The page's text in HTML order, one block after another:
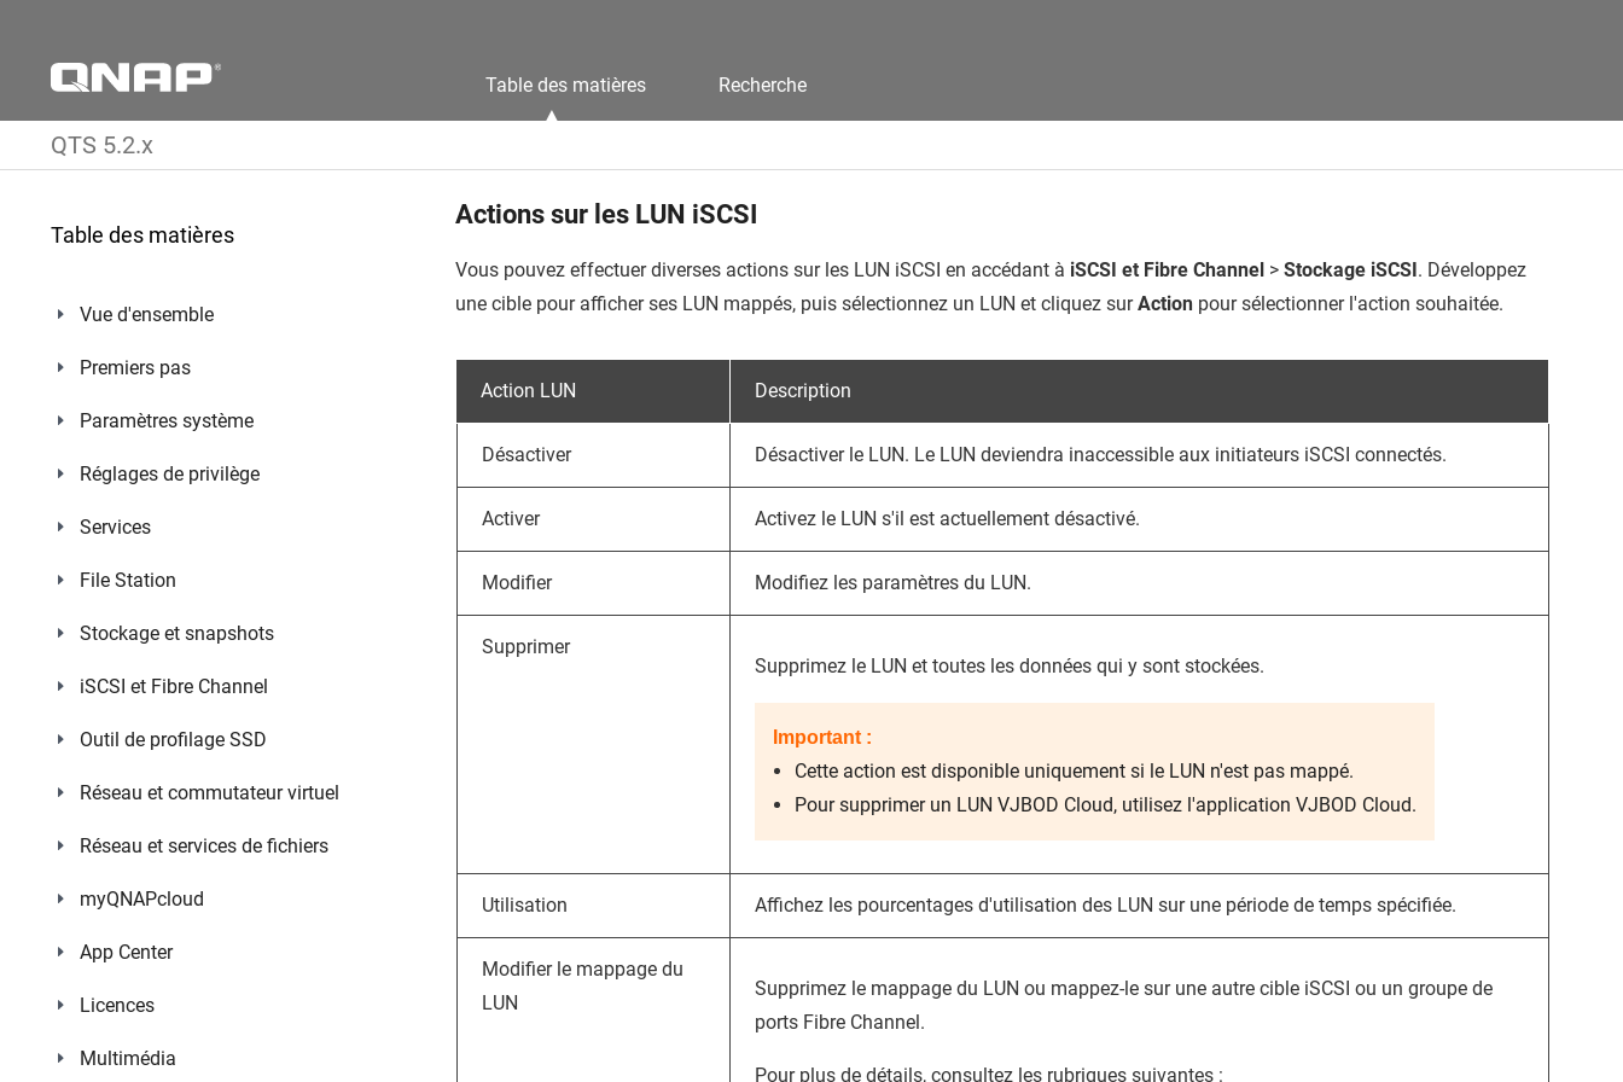
Table des matières Recherche
QTS 5.2.x
Table des matières
Vue d'ensemble
Premiers pas
Paramètres système
Réglages de privilège
Services
File Station
Stockage et snapshots
iSCSI et Fibre Channel
Outil de profilage SSD
Réseau et commutateur virtuel
Réseau et services de fichiers
myQNAPcloud
App Center
Licences
Multimédia
Actions sur les LUN iSCSI
Vous pouvez effectuer diverses actions sur les LUN iSCSI en accédant à iSCSI et Fibre Channel > Stockage iSCSI. Développez
une cible pour afficher ses LUN mappés, puis sélectionnez un LUN et cliquez surAction pour sélectionner l'action souhaitée.
Action LUN Description
Désactiver Désactiver le LUN. Le LUN deviendra inaccessible aux initiateurs iSCSI connectés.
Activer Activez le LUN s'il est actuellement désactivé.
Modifier Modifiez les paramètres du LUN.
Supprimer
Supprimez le LUN et toutes les données qui y sont stockées.
Important :
Cette action est disponible uniquement si le LUN n'est pas mappé.
Pour supprimer un LUN VJBOD Cloud, utilisez l'application VJBOD Cloud.
Utilisation Affichez les pourcentages d'utilisation des LUN sur une période de temps spécifiée.
Modifier le mappage du
LUN
Supprimez le mappage du LUN ou mappez-le sur une autre cible iSCSI ou un groupe de
ports Fibre Channel.
Pour plus de détails, consultez les rubriques suivantes :